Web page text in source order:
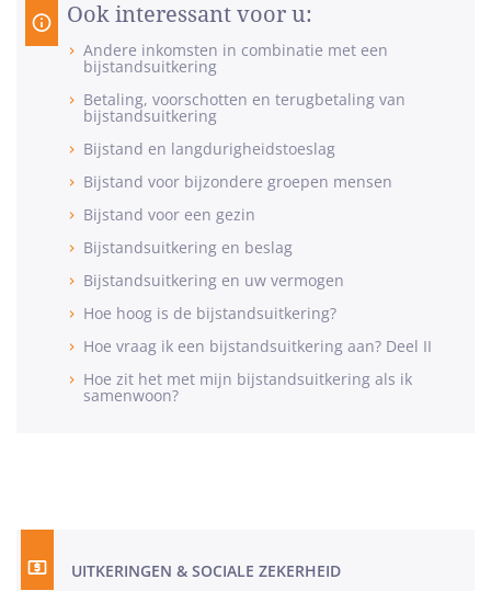
Ook interessant voor u:
Andere inkomsten in combinatie met een
bijstandsuitkering
Betaling, voorschotten en terugbetaling van
bijstandsuitkering
Bijstand en langdurigheidstoeslag
Bijstand voor bijzondere groepen mensen
Bijstand voor een gezin
Bijstandsuitkering en beslag
Bijstandsuitkering en uw vermogen
Hoe hoog is de bijstandsuitkering?
Hoe vraag ik een bijstandsuitkering aan? Deel II
Hoe zit het met mijn bijstandsuitkering als ik
samenwoon?
UITKERINGEN & SOCIALE ZEKERHEID